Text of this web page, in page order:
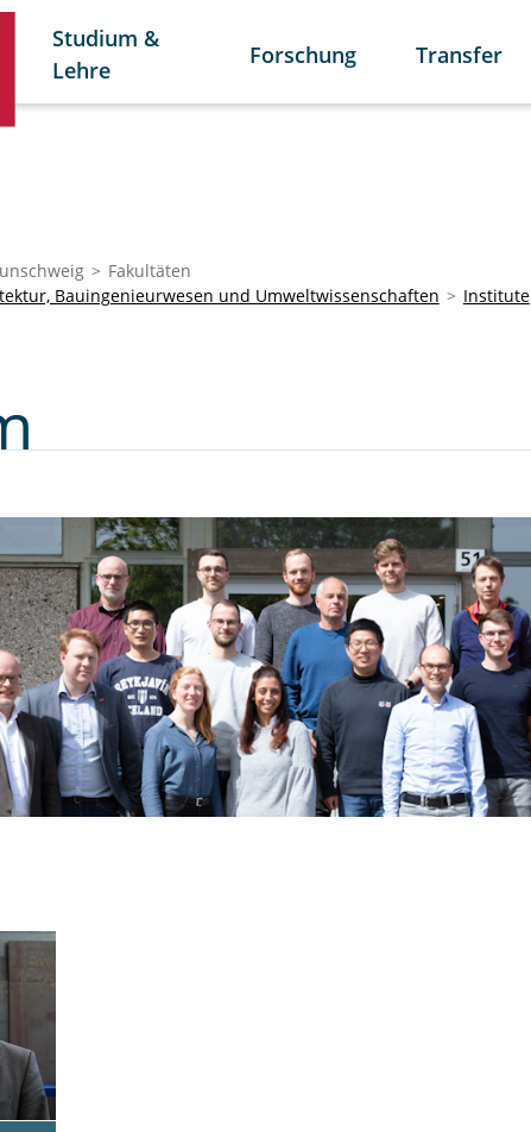
Studium &
Lehre
Forschung Transfer
Fakultäten
Bauingenieurwesen und Umweltwissenschaften
Institute